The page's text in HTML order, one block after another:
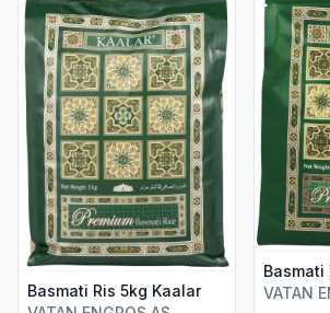
Basmati Ris 5kg Kaalar
Basmati
VATAN